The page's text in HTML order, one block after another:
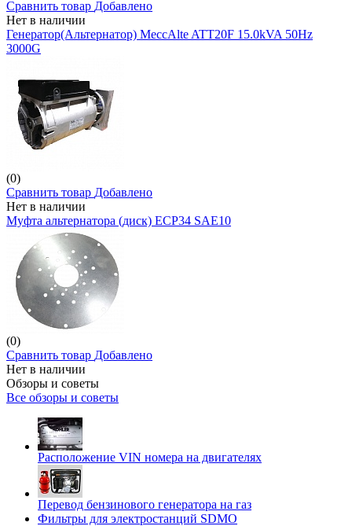
Сравнить товар Добавлено
Нет в наличии
Генератор(Альтернатор) MeccAlte ATT20F 15.0kVA 50Hz
3000G
(0)
Сравнить товар Добавлено
Нет в наличии
Муфта альтернатора (диск) ECP34 SAE10
(0)
Сравнить товар Добавлено
Нет в наличии
Обзоры и советы
Все обзоры и советы
Расположение VIN номера на двигателях
Перевод бензинового генератора на газ
Фильтры для электростанций SDMO